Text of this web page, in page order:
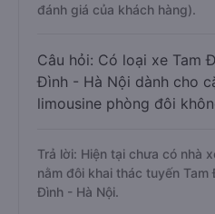
đánh giá của khách hàng).
Câu hỏi: Có loại xe Tam
Đình - Hà Nội dành cho
limousine phòng đôi
Trả lời: Hiện tại chưa có nhà
nằm đôi khai thác tuyến
Đình - Hà Nội.